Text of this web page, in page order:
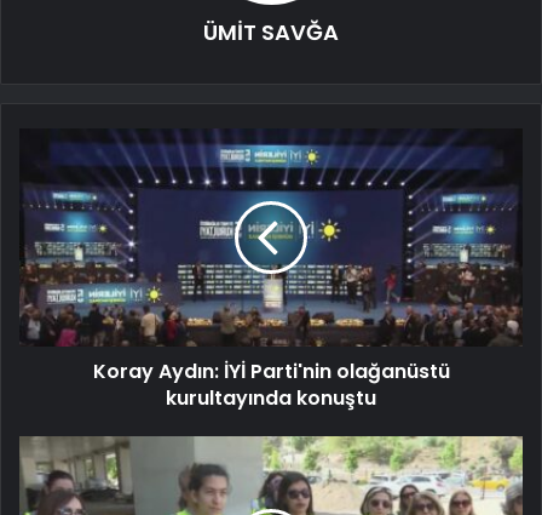
ÜMİT SAVĞA
Koray Aydın: İYİ Parti'nin olağanüstü
kurultayında konuştu